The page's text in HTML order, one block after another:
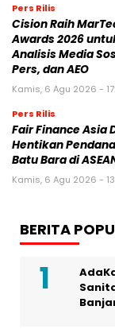
Pers Rilis
Cision Raih
Awards 2026
Analisis Media
Pers, dan AEO
Kamis, 6 Agu 2026 -
Pers Rilis
Fair Finance Asia
Hentikan
Batu Bara di
Kamis, 6 Agu 2026 -
BERITA